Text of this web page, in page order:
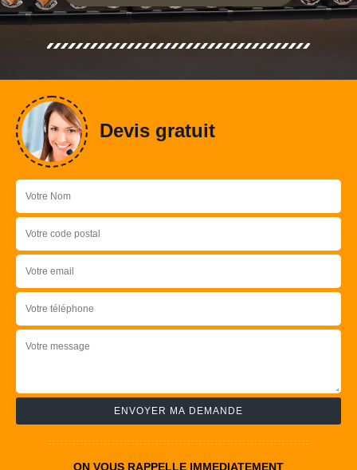
Devis gratuit
ON VOUS RAPPELLE IMMEDIATEMENT